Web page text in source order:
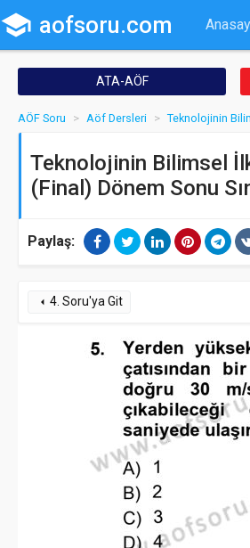
school aofsoru.com
ATA-AÖF
AÖF Soru Aöf Dersleri Teknolojinin
Teknolojinin Bilimsel
(Final) Dönem Sonu
Paylaş:
arrow_left 4. Soru'ya Git